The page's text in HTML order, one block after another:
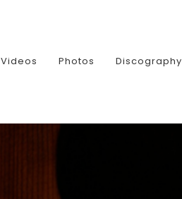
Videos Photos Discography